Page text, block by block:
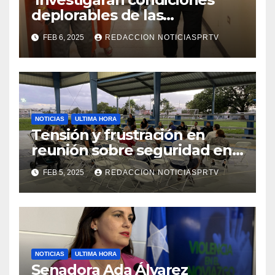
deplorables de las
facilidades el Departamento
de la Salud en Mayagüez
FEB 6, 2025 REDACCION NOTICIASPRTV
NOTICIAS ULTIMA HORA
Tensión y frustración en
reunión sobre seguridad en
Reparto Metropolitano
FEB 5, 2025 REDACCION NOTICIASPRTV
NOTICIAS ULTIMA HORA
Senadora Ada Álvarez